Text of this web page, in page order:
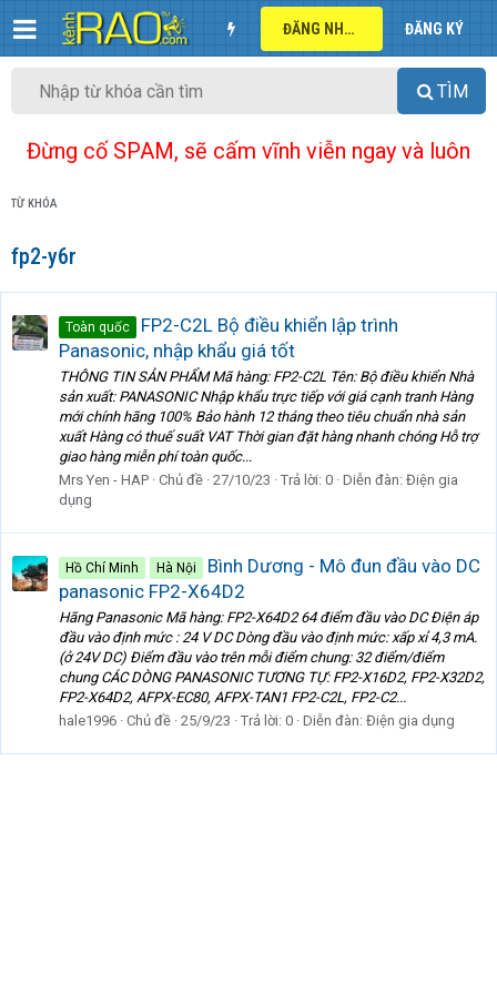
ĐĂNG NHẬP ĐĂNG KÝ
TÌM
Đừng cố SPAM, sẽ cấm vĩnh viễn ngay và luôn
TỪ KHÓA
fp2-y6r
Toàn quốc
FP2-C2L Bộ điều khiển lập trình
Panasonic, nhập khẩu giá tốt
THÔNG TIN SẢN PHẨM Mã hàng: FP2-C2L Tên: Bộ điều khiển Nhà
sản xuất: PANASONIC Nhập khẩu trực tiếp với giá cạnh tranh Hàng
mới chính hãng 100% Bảo hành 12 tháng theo tiêu chuẩn nhà sản
xuất Hàng có thuế suất VAT Thời gian đặt hàng nhanh chóng Hỗ trợ
giao hàng miễn phí toàn quốc...
Mrs Yen - HAP Chủ đề 27/10/23 Trả lời: 0 Diễn đàn: Điện gia
dụng
Hồ Chí Minh Hà Nội
Bình Dương - Mô đun đầu vào DC
panasonic FP2-X64D2
Hãng Panasonic Mã hàng: FP2-X64D2 64 điểm đầu vào DC Điện áp
đầu vào định mức : 24 V DC Dòng đầu vào định mức: xấp xỉ 4,3 mA.
(ở 24V DC) Điểm đầu vào trên mỗi điểm chung: 32 điểm/điểm
chung CÁC DÒNG PANASONIC TƯƠNG TỰ: FP2-X16D2, FP2-X32D2,
FP2-X64D2, AFPX-EC80, AFPX-TAN1 FP2-C2L, FP2-C2...
hale1996 Chủ đề 25/9/23 Trả lời: 0 Diễn đàn: Điện gia dụng